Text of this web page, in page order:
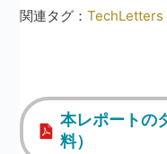
関連タグ：TechLetters
本レポートの
料）